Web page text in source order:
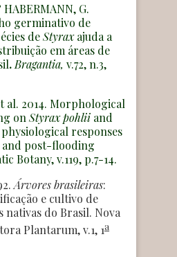
G.
germinativo de
deStyraxajuda a
em áreas de
. Bragantia, v.72, n.3,
al. 2014. Morphological
on Styrax pohlii and
responses
post-flooding
Botany, v.119, p.7-14.
Árvores brasileiras:
e cultivo de
nativas do Brasil. Nova
Plantarum, v.1, 1a